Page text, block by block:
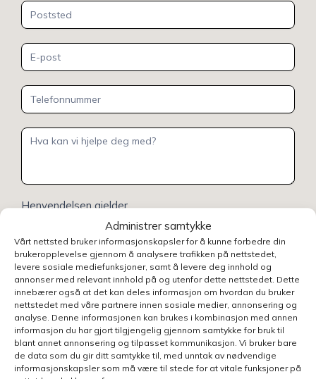
Administrer samtykke
Vårt nettsted bruker informasjonskapsler for å kunne forbedre din
brukeropplevelse gjennom å analysere trafikken på nettstedet,
levere sosiale mediefunksjoner, samt å levere deg innhold og
annonser med relevant innhold på og utenfor dette nettstedet. Dette
innebærer også at det kan deles informasjon om hvordan du bruker
nettstedet med våre partnere innen sosiale medier, annonsering og
analyse. Denne informasjonen kan brukes i kombinasjon med annen
informasjon du har gjort tilgjengelig gjennom samtykke for bruk til
blant annet annonsering og tilpasset kommunikasjon. Vi bruker bare
de data som du gir ditt samtykke til, med unntak av nødvendige
informasjonskapsler som må være til stede for at vitale funksjoner på
Henvendelsen gjelder
Velg avdeling
Send skjema